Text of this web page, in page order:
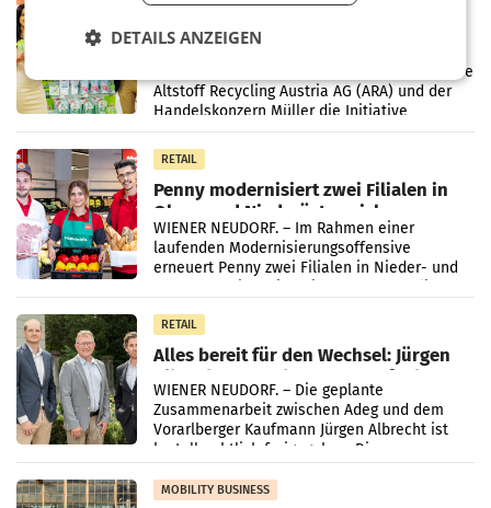
Müller informieren am POS über
Über den gesamten August hinweg rücken die
Altstoff Recycling Austria AG (ARA) und der
Handelskonzern Müller die Initiative
„Kreislauf-Helden“ in allen österreichischen
Müller-Filialen
RETAIL
Penny modernisiert zwei Filialen in
Ober- und Niederösterreich
WIENER NEUDORF. – Im Rahmen einer
laufenden Modernisierungsoffensive
erneuert Penny zwei Filialen in Nieder- und
RETAIL
Alles bereit für den Wechsel: Jürgen
Albrecht setzt ab 1.1.2027 auf Adeg
WIENER NEUDORF. – Die geplante
Zusammenarbeit zwischen Adeg und dem
Vorarlberger Kaufmann Jürgen Albrecht ist
kartellrechtlich freigegeben: Die
Bundeswettbewerbsbehörde und der
Bundeskartellanwalt
MOBILITY BUSINESS
DETAILS ANZEIGEN